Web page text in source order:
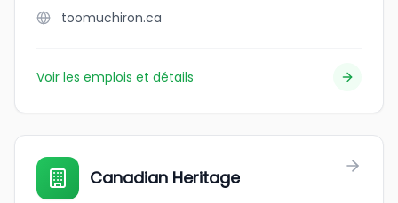
toomuchiron.ca
Voir les emplois et détails
Canadian Heritage